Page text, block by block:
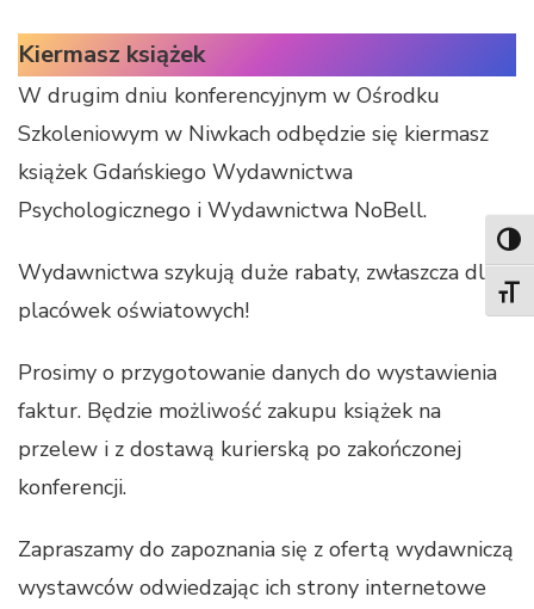
Kiermasz książek
W drugim dniu konferencyjnym w Ośrodku
Szkoleniowym w Niwkach odbędzie się kiermasz
książek Gdańskiego Wydawnictwa
Psychologicznego i Wydawnictwa NoBell.
Wydawnictwa szykują duże rabaty, zwłaszcza dla
placówek oświatowych!
Prosimy o przygotowanie danych do wystawienia
faktur. Będzie możliwość zakupu książek na
przelew i z dostawą kurierską po zakończonej
konferencji.
Zapraszamy do zapoznania się z ofertą wydawniczą
wystawców odwiedzając ich strony internetowe